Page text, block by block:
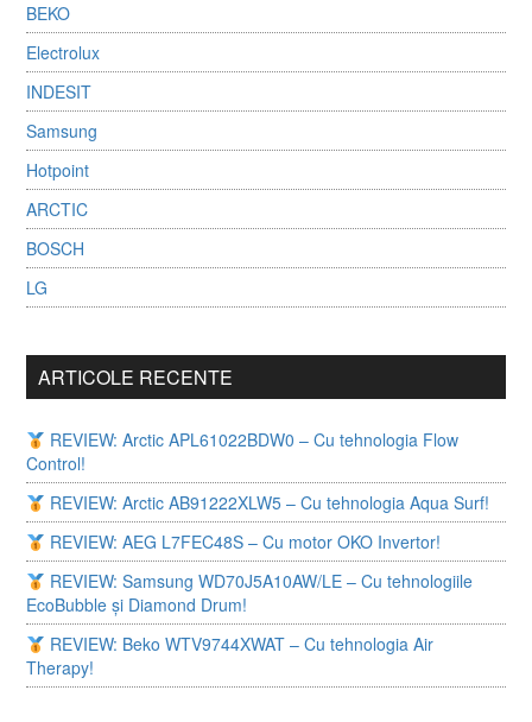
BEKO
Electrolux
INDESIT
Samsung
Hotpoint
ARCTIC
BOSCH
LG
ARTICOLE RECENTE
REVIEW: Arctic APL61022BDW0 – Cu tehnologia Flow
Control!
REVIEW: Arctic AB91222XLW5 – Cu tehnologia Aqua Surf!
REVIEW: AEG L7FEC48S – Cu motor OKO Invertor!
REVIEW: Samsung WD70J5A10AW/LE – Cu tehnologiile
EcoBubble și Diamond Drum!
REVIEW: Beko WTV9744XWAT – Cu tehnologia Air
Therapy!